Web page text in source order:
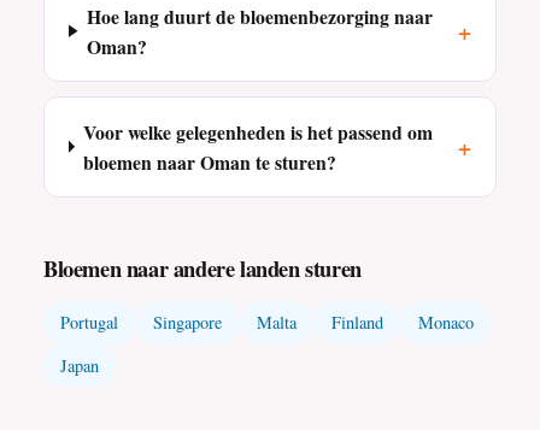
Hoe lang duurt de bloemenbezorging naar
Oman?
+
Voor welke gelegenheden is het passend om
bloemen naar Oman te sturen?
+
Bloemen naar andere landen sturen
Portugal Singapore Malta Finland
Monaco
Japan